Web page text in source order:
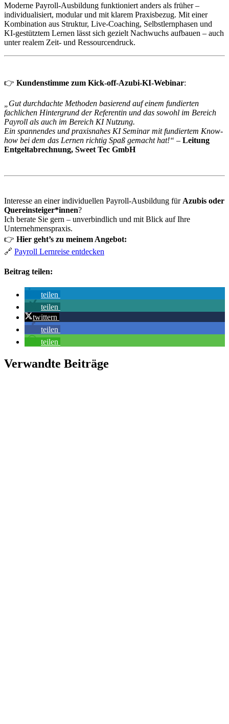
Moderne Payroll-Ausbildung funktioniert anders als früher –
individualisiert, modular und mit klarem Praxisbezug. Mit einer
Kombination aus Struktur, Live-Coaching, Selbstlernphasen und
KI-gestütztem Lernen lässt sich gezielt Nachwuchs aufbauen – auch
unter realem Zeit- und Ressourcendruck.
👉 Kundenstimme zum Kick-off-Azubi-KI-Webinar:
„Gut durchdachte Methoden basierend auf einem fundierten
fachlichen Hintergrund der Referentin und das sowohl im Bereich
Payroll als auch im Bereich KI Nutzung.
Ein spannendes und praxisnahes KI Seminar mit fundiertem Know-
how bei dem das Lernen richtig Spaß gemacht hat!“ – Leitung
Entgeltabrechnung, Sweet Tec GmbH
Interesse an einer individuellen Payroll-Ausbildung für Azubis oder
Quereinsteiger*innen?
Ich berate Sie gern – unverbindlich und mit Blick auf Ihre
Unternehmenspraxis.
👉 Hier geht’s zu meinem Angebot:
🔗 Payroll Lernreise entdecken
Beitrag teilen:
teilen
teilen
twittern
teilen
teilen
Verwandte Beiträge